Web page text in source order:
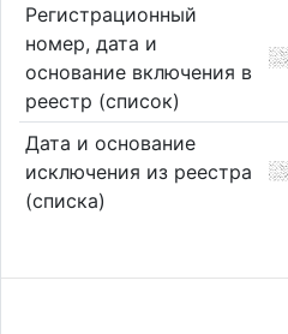
Регистрационный
номер, дата и
основание включения в
реестр (список)
Дата и основание
исключения из реестра
(списка)